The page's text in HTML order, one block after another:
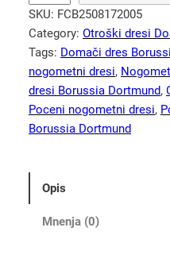
r
u
s
s
i
a
D
SKU: FCB2508172005
Category: Otroški dresi
Tags: Domači dres
nogometni dresi,
dresi Borussia Dortmund,
Poceni nogometni dresi,
Borussia Dortmund
Opis
Mnenja (0)